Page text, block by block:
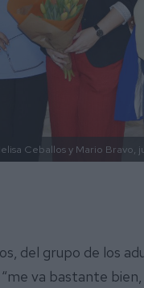
Ceballos y Mario
del grupo de los
va bastante